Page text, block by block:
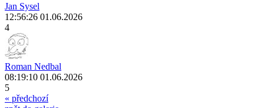
Jan Sysel
12:56:26 01.06.2026
4
Roman Nedbal
08:19:10 01.06.2026
5
« předchozí